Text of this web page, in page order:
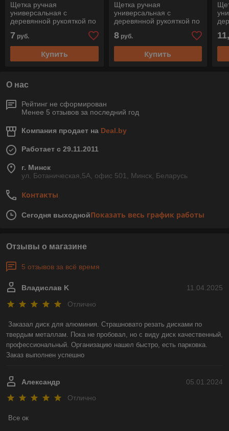
Щетка ручная
универсальная с
деревянной рукояткой по
стали пятирядная HBU 50
ST 0,35, Pferd
7 руб.
Купить
Щетка ручная
универсальная с
деревянной рукояткой по
стали шестирядная HBU
60 ST 0,35, Pferd
8руб.
Купить
О нас
Рейтинг не сформирован
Менее 5 отзывов за последний год
Компания продает на Deal.by
Работает с 29.11.2011
г. Минск
ул. Ботаническая,5А, офис 501, Минск, Беларусь
Контакты
Сегодня выходнойПоказать весь график работы
Отзывы о магазине
5 отзывов за всё время
11.04.2025
Владислав K
Отлично
Заказал диск для алюминия. Страшновато резать дисками по
твердым металлам. Пока не пробовал, но с виду диск качественный,
профессиональный. Организацию нашел быстро, есть парковка.
Заказ выполнен успешно
05.01.2024
Александр
Отлично
Все ок